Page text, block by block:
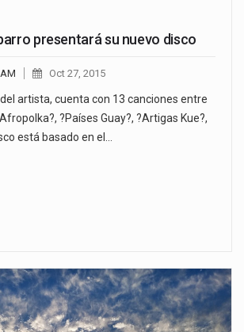
presentará su nuevo disco
Oct 27, 2015
artista, cuenta con 13 canciones entre
?Países Guay?, ?Artigas Kue?,
está basado en el…